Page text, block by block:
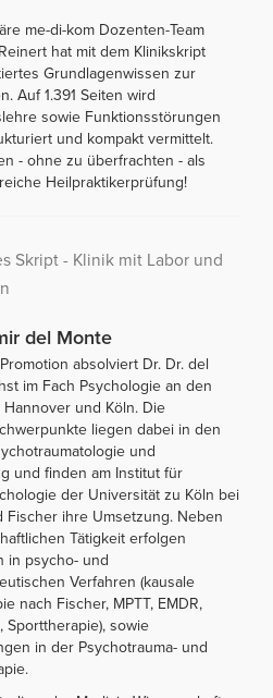
me-di-kom Dozenten-Team
hat mit dem Klinikskript
Grundlagenwissen zur
Auf 1.391 Seiten wird
sowie Funktionsstörungen
und kompakt vermittelt.
- ohne zu überfrachten - als
Heilpraktikerprüfung!
Skript - Klinik mit Labor und
del Monte
absolviert Dr. Dr. del
im Fach Psychologie an den
und Köln. Die
liegen dabei in den
und
und finden am Institut für
der Universität zu Köln bei
Fischer ihre Umsetzung. Neben
Tätigkeit erfolgen
in psycho- und
Verfahren (kausale
nach Fischer, MPTT, EMDR,
Sporttherapie), sowie
in der Psychotrauma- und